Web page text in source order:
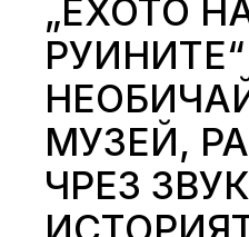
„ЕХОТО
РУИНИТЕ“
МУЗЕЙ,
ЧРЕЗ ЗВУК